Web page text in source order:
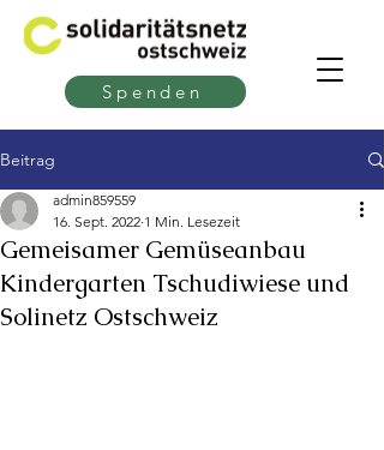
Spenden
Beitrag
Gemeisamer Gemüseanbau
Kindergarten Tschudiwiese und
Solinetz Ostschweiz
admin859559
16. Sept. 2022 1 Min. Lesezeit